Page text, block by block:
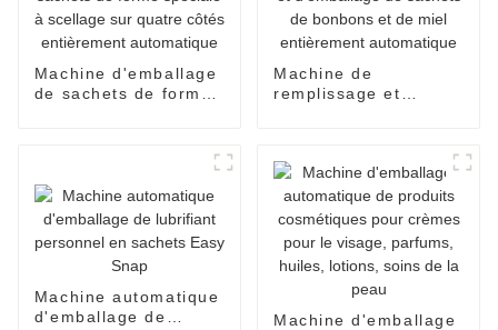
Machine d'emballage
de sachets de forme
Machine de
remplissage et
entièrement
automatique
Machine automatique
d'emballage de
Machine d'emballage